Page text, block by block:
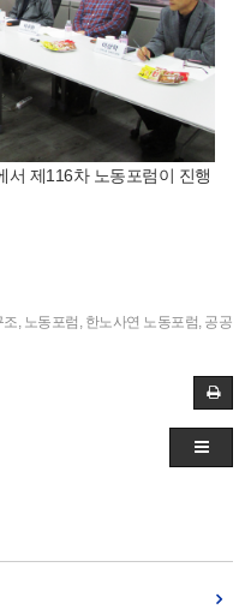
서 제116차 노동포럼이 진행
조, 노동포럼 , 한노사연 노동포럼, 공공